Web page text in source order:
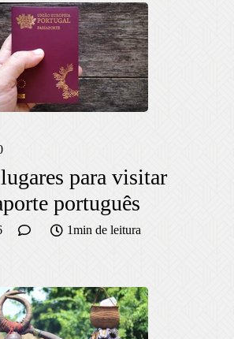
para visitar
português
1min de leitura